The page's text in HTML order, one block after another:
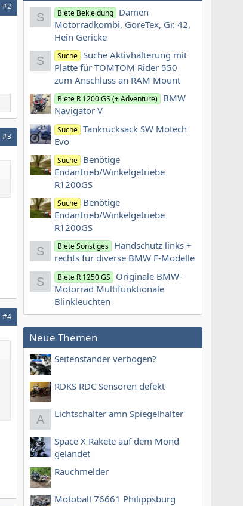
#2
#3
#4
S Biete Bekleidung Damen
Motorradkombi, GoreTex, Gr. 42,
Hein Gericke
S Suche Suche Aktivhalterung mit
Platte für TOMTOM Rider 550
zum Anschluss an RAM Mount
Biete R 1200 GS (+ Adventure) BMW
Navigator V
Suche Tankrucksack SW Motech
Evo
Suche Benötige
Endantrieb/Winkelgetriebe
R1200GS
Suche Benötige
Endantrieb/Winkelgetriebe
R1200GS
S Biete Sonstiges Handschutz links +
rechts für diverse BMW F-Modelle
S Biete R 1250 GS
Originale BMW-
Motorrad Multifunktionale
Blinkleuchten
Neue Themen
Seitenständer verbogen?
RDKS RDC Sensoren defekt
A Lichtschalter amn Spiegelhalter
Space X Rakete auf dem Mond
gelandet
Rauchmelder
Motoball 76661 Philippsburg